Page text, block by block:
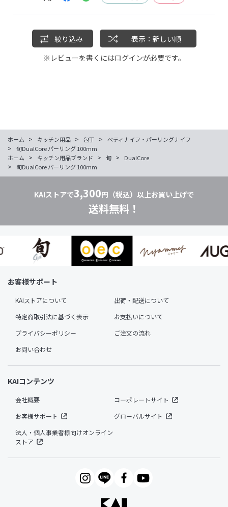
絞り込み
表示：新しい順
※レビューを書くにはログインが必要です。
ホーム > キッチン用品 > 包丁 > ペティナイフ・パーリングナイフ
>
旬DualCore パーリング 100mm
ホーム
> キッチン用品ブランド > 旬 > DualCore
> 旬DualCore パーリング 100mm
KAIストアで3,300円（税込）以上お買い上げで
送料無料！
お客様サポート
KAIストアについて
出荷・配送について
特定商取引法に基づく表示
お支払いについて
プライバシーポリシー
ご注文の流れ
お問い合わせ
KAIコンテンツ
会社概要
コーポレートサイト
お客様サポート
グローバルサイト
法人・個人事業者様向けオンライン
ストア